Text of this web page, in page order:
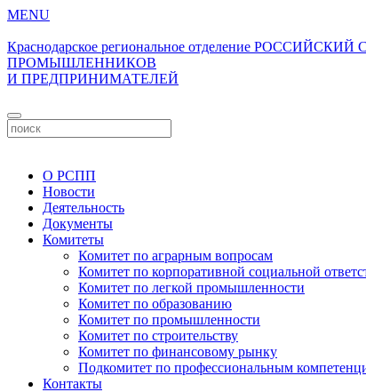
MENU
Краснодарское региональное отделение РОССИЙСКИЙ
ПРОМЫШЛЕННИКОВ
И ПРЕДПРИНИМАТЕЛЕЙ
О РСПП
Новости
Деятельность
Документы
Комитеты
Комитет по аграрным вопросам
Комитет по корпоративной социальной
Комитет по легкой промышленности
Комитет по образованию
Комитет по промышленности
Комитет по строительству
Комитет по финансовому рынку
Подкомитет по профессиональным
Контакты